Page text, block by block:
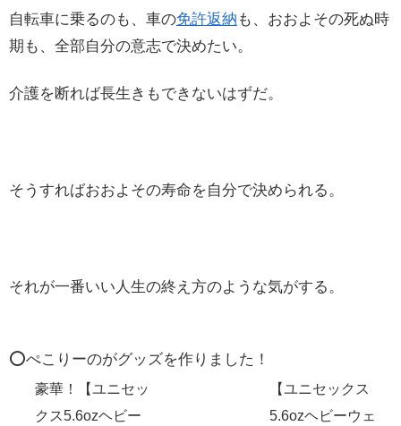
自転車に乗るのも、車の免許返納 も、おおよその死ぬ時
期も、全部自分の意志で決めたい。
介護を断れば長生きもできないはずだ。
そうすればおおよその寿命を自分で決められる。
それが一番いい人生の終え方のような気がする。
⭕️ぺこりーのがグッズを作りました！
豪華！【ユニセッ
クス5.6ozヘビー
【ユニセックス
5.6ozヘビーウェ